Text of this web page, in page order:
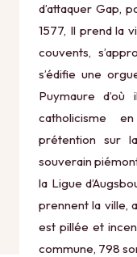
d’attaquer Gap,
1577, Il prend la
couvents,
s’édifie une
Puymaure
catholicisme
prétention sur
souverain
la Ligue
prennent la ville,
est pillée et
commune, 798